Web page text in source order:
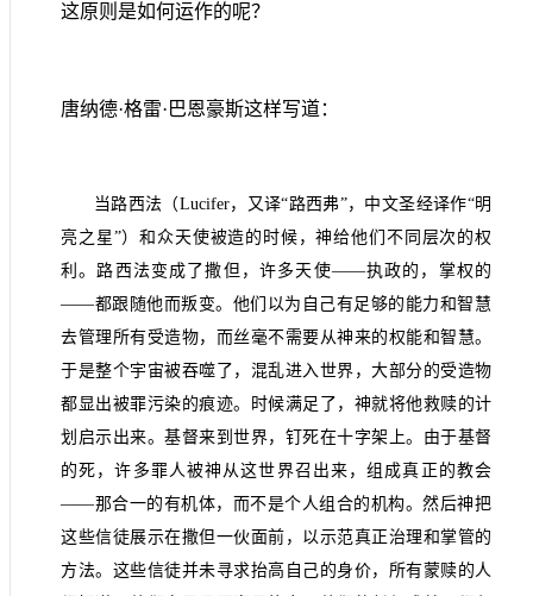
这原则是如何运作的呢？
唐纳德·格雷·巴恩豪斯这样写道：
当路西法（Lucifer，又译“路西弗”，中文圣经译作“明
亮之星”）和众天使被造的时候，神给他们不同层次的权
利。路西法变成了撒但，许多天使——执政的，掌权的
——都跟随他而叛变。他们以为自己有足够的能力和智慧
去管理所有受造物，而丝毫不需要从神来的权能和智慧。
于是整个宇宙被吞噬了，混乱进入世界，大部分的受造物
都显出被罪污染的痕迹。时候满足了，神就将他救赎的计
划启示出来。基督来到世界，钉死在十字架上。由于基督
的死，许多罪人被神从这世界召出来，组成真正的教会
——那合一的有机体，而不是个人组合的机构。然后神把
这些信徒展示在撒但一伙面前，以示范真正治理和掌管的
方法。这些信徒并未寻求抬高自己的身价，所有蒙赎的人